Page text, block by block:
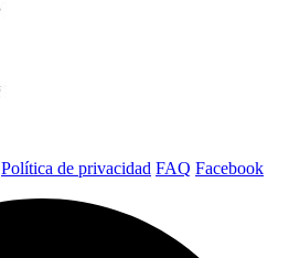
Política de privacidad FAQ Facebook